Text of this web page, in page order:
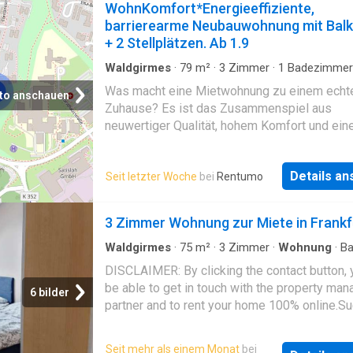
Merkmale auf einen Blick
anschauen
WohnKomfort*Energieeffiziente,
barrierearme Neubauwohnung mit
+ 2 Stellplätzen. Ab 1.9
Waldgirmes · 79 m² · 3 Zimmer · 1 Badezimmer
Behinderungen
Was macht eine Mietwohnung zu einem
Zuhause? Es ist das Zusammenspiel aus
neuwertiger Qualität, hohem Komfort und
Wohnung in der Horst-Scheibert-Straße 6B in
Wetzlarauf harmonische Weise. Hier
fertiggeslt. Nach einer kurzen, zweijährigen
zeigt sich die Wohnung im ersten
einem makellosen Zustand. Sie profitieren
Vorzügen eines Neubaus, der bereits perfekt
eingespielt ist. Mit einer durchdachten
von 79,60 m² bietet sie genau das richtige
Seit letzter Woche bei Rentumo Details
6 bilder
3 Zimmer Wohnung zur Miete in
Waldgirmes · 75 m² · 3 Zimmer · Wohnung ·
DISCLAIMER: By clicking the contact button,
be able to get in touch with the property
partner and to rent your home 100%
Wohnung in Frankfurt? Diese 3-Zimmer-
Seit mehr als einem Monat bei